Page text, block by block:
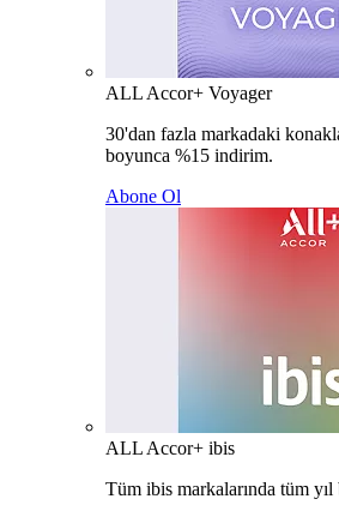
ALL Accor+ Voyager
30'dan fazla markadaki
boyunca %15 indirim.
Abone Ol
ALL Accor+ ibis
Tüm ibis markalarında tüm